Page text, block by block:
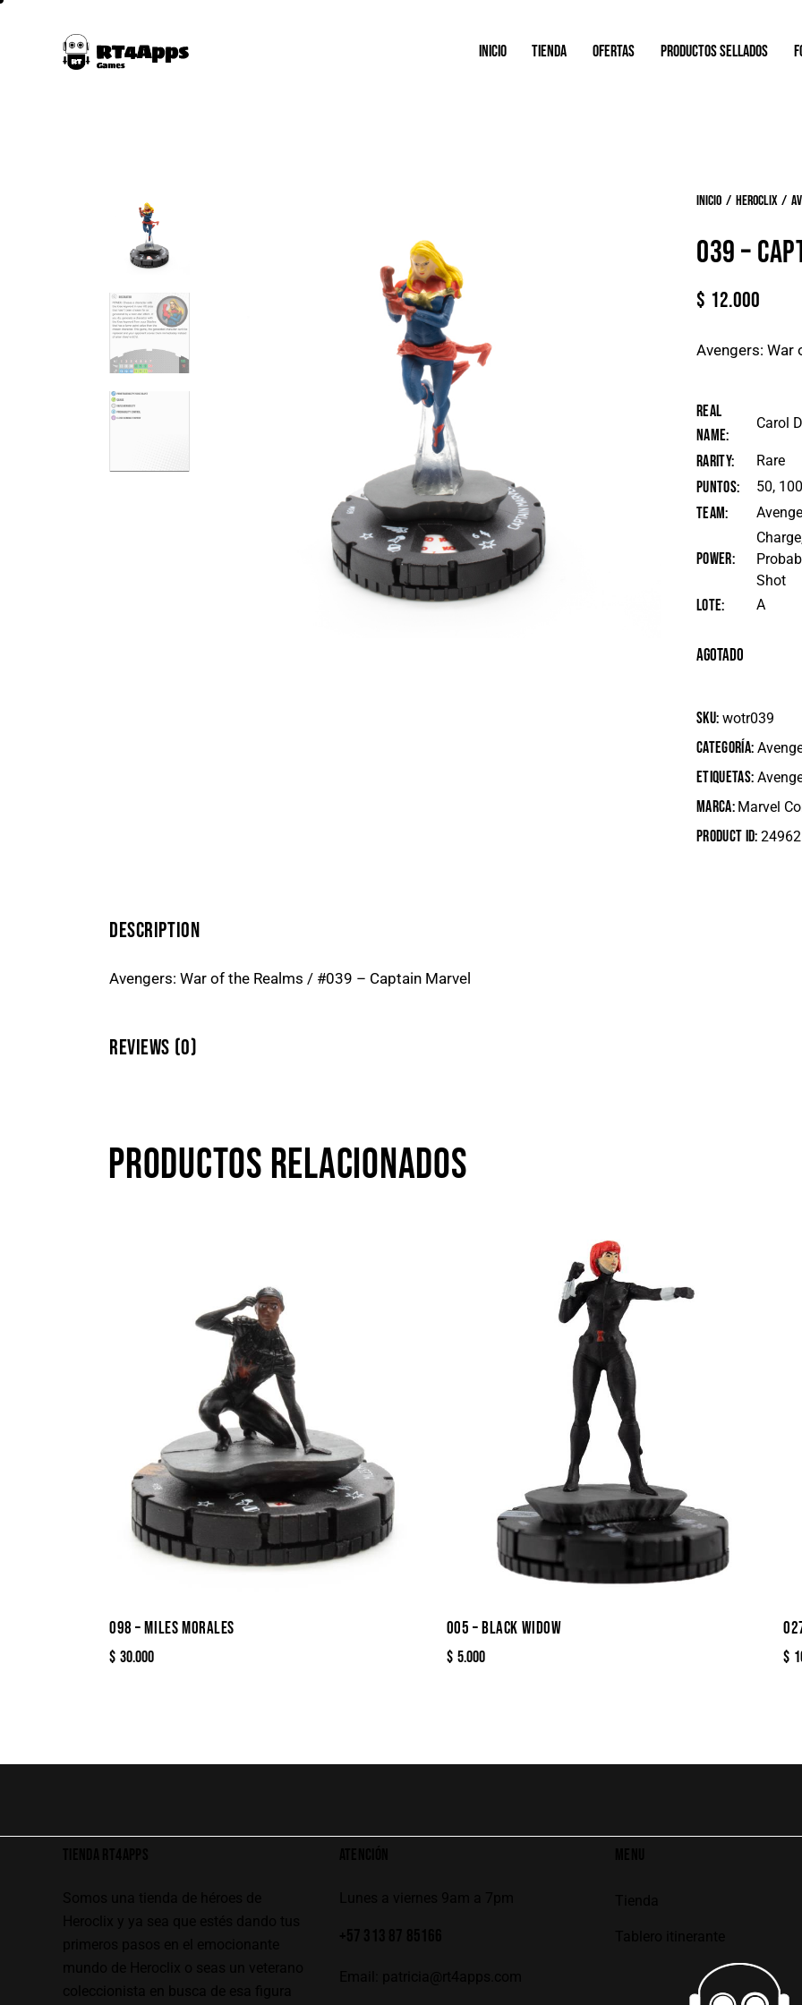
INICIO TIENDA OFERTAS PRODUCTOS SELLADOS
Inicio Heroclix
039 –
$ 12.000
Avengers: War
Real
Name
Carol
Rarity Rare
Puntos 50, 100
Team
Power
Shot
Lote A
Agotado
SKU: wotr039
Categoría:
Etiquetas:
Marca: Marvel
Product ID:24962
DESCRIPTION
Avengers: War of the Realms / #039 – Captain Marvel
REVIEWS (0)
PRODUCTOS RELACIONADOS
098 – MILES MORALES
$ 30.000
005 – BLACK WIDOW
$ 5.000 $